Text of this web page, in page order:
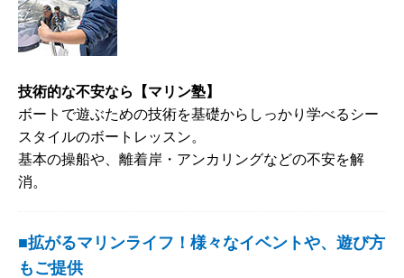
技術的な不安なら【マリン塾】
ボートで遊ぶための技術を基礎からしっかり学べるシー
スタイルのボートレッスン。
基本の操船や、離着岸・アンカリングなどの不安を解
消。
■拡がるマリンライフ！様々なイベントや、遊び方
もご提供